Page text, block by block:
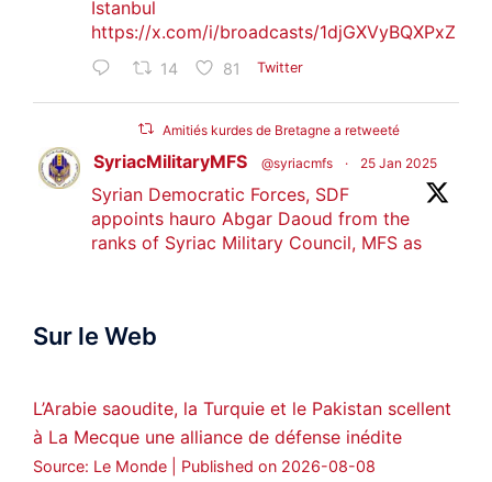
Istanbul
https://x.com/i/broadcasts/1djGXVyBQXPxZ
14 81 Twitter
Amitiés kurdes de Bretagne a retweeté
SyriacMilitaryMFS @syriacmfs · 25 Jan 2025
Syrian Democratic Forces, SDF
appoints hauro Abgar Daoud from the
ranks of Syriac Military Council, MFS as
ܟܫܝܪܘܬܐ ܒܘܠܝܬܐ ܚܘܪܐ ܐܒܓܪ
Amitiés kurdes de Bretagne a retweeté
MedyaNews @medyanews_ · 24 Jan 2025
Sur le Web
L’Arabie saoudite, la Turquie et le Pakistan scellent
à La Mecque une alliance de défense inédite
Source: Le Monde Published on 2026-08-08